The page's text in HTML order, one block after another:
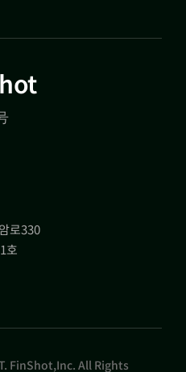
로330
호
FinShot,Inc. All Rights